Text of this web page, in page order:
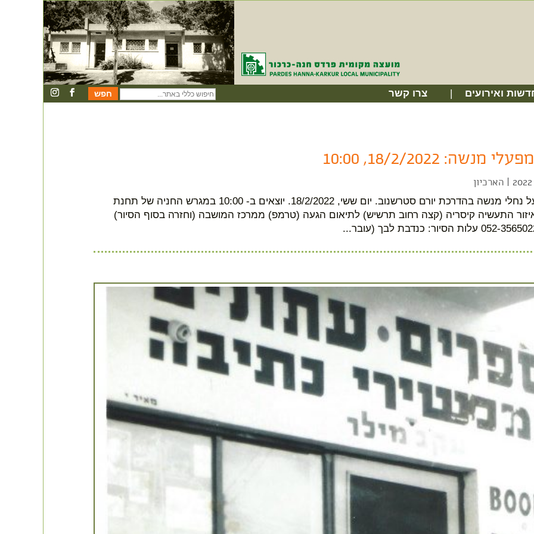
חיפוש
כללי
באתר
ואירועים צרו קשר
מנשה: 18/2/2022, 10:00
| הארכיון
סיור למפעל נחלי מנשה בהדרכת יורם סטרשנוב. יום ששי, 18/2/2022. יוצאים ב- 10:00 במגרש החניה של תחנת
התעשיה קיסריה (קצה רחוב תרשיש) לתיאום הגעה (טרמפ) ממרכז המושבה (וחזרה בסוף הסיור)